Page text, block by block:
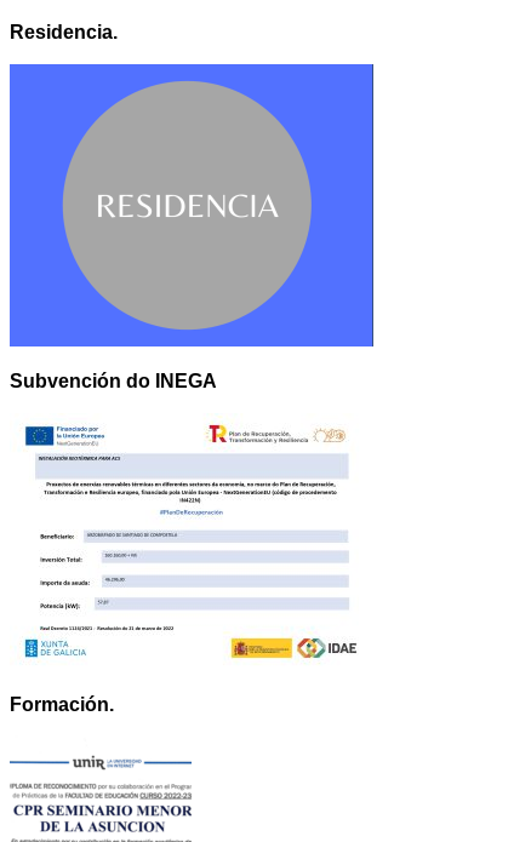
Residencia.
Subvención do INEGA
Formación.